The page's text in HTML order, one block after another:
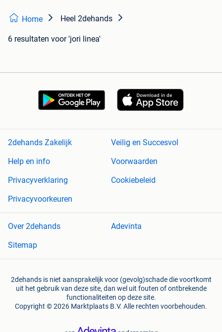
Home Heel 2dehands
6 resultaten voor 'jori linea'
2dehands Zakelijk
Veilig en Succesvol
Help en info
Voorwaarden
Privacyverklaring
Cookiebeleid
Privacyvoorkeuren
Over 2dehands
Adevinta
Sitemap
2dehands is niet aansprakelijk voor (gevolg)schade die voortkomt
uit het gebruik van deze site, dan wel uit fouten of ontbrekende
functionaliteiten op deze site.
Copyright © 2026 Marktplaats B.V. Alle rechten voorbehouden.